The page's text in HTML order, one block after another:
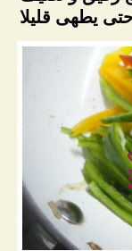
يطهى قليلا